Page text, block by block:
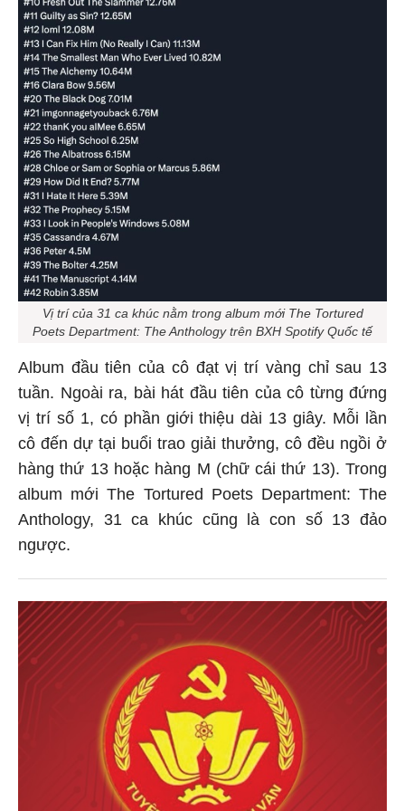
Vị trí của 31 ca khúc nằm trong album mới The Tortured
Poets Department: The Anthology trên BXH Spotify Quốc tế
Album đầu tiên của cô đạt vị trí vàng chỉ sau 13
tuần. Ngoài ra, bài hát đầu tiên của cô từng đứng
vị trí số 1, có phần giới thiệu dài 13 giây. Mỗi lần
cô đến dự tại buổi trao giải thưởng, cô đều ngồi ở
hàng thứ 13 hoặc hàng M (chữ cái thứ 13). Trong
album mới The Tortured Poets Department: The
Anthology, 31 ca khúc cũng là con số 13 đảo
ngược.